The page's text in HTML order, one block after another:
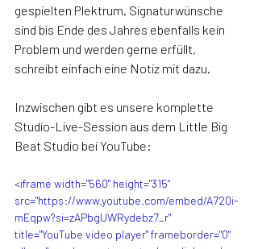
gespielten Plektrum. Signaturwünsche
sind bis Ende des Jahres ebenfalls kein
Problem und werden gerne erfüllt,
schreibt einfach eine Notiz mit dazu.
Inzwischen gibt es unsere komplette
Studio-Live-Session aus dem Little Big
Beat Studio bei YouTube:
<iframe width="560" height="315"
src="https://www.youtube.com/embed/A720i-
mEqpw?si=zAPbgUWRydebz7_r"
title="YouTube video player" frameborder="0"